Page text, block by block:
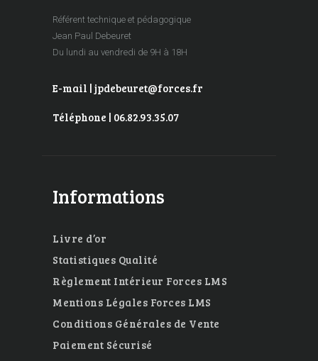
Référent technique et pédagogique
Jean Paul Debeuret
Du lundi au vendredi de 9H à 18H
E-mail | jpdebeuret@forces.fr
Téléphone | 06.82.93.35.07
Informations
Livre d’or
Statistiques Qualité
Règlement Intérieur Forces LMS
Mentions Légales Forces LMS
Conditions Générales de Vente
Paiement Sécurisé